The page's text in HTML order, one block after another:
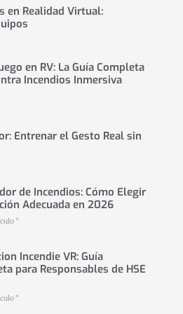
en Realidad Virtual:
en RV: La Guía Completa
Incendios Inmersiva
Entrenar el Gesto Real sin
de Incendios: Cómo Elegir
Adecuada en 2026
"
Incendie VR: Guía
para Responsables de HSE
"